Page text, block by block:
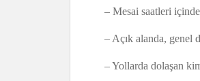
– Mesai saatleri
– Açık alanda, genel
– Yollarda dolaşan